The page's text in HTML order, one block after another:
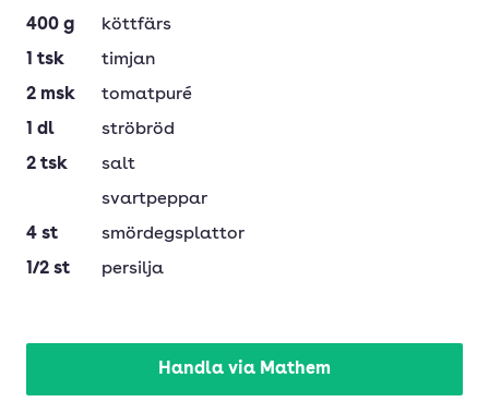
400 g
köttfärs
1 tsk
timjan
2 msk
tomatpuré
1 dl
ströbröd
2 tsk
salt
svartpeppar
4 st
smördegsplattor
1/2 st persilja
Handla via Mathem